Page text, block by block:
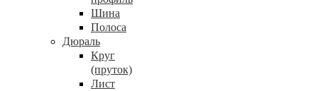
Шина
Полоса
Дюраль
Круг
(пруток)
Лист